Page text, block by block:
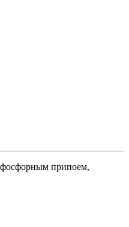
фосфорным припоем,